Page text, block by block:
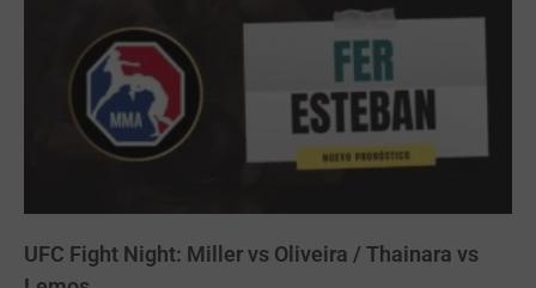
UFC Fight Night: Miller vs Oliveira / Thainara vs